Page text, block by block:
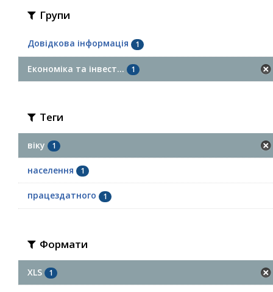
Групи
Довідкова інформація 1
Економіка та інвест... 1
Теги
віку 1
населення 1
працездатного 1
Формати
XLS 1